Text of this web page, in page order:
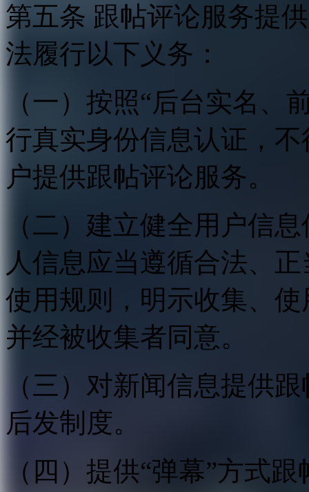
第五条 跟帖评论服务提
法履行以下义务：
（一）按照“后台实名、
行真实身份信息认证，
户提供跟帖评论服务。
（二）建立健全用户信
人信息应当遵循合法、
使用规则，明示收集、
并经被收集者同意。
（三）对新闻信息提供
后发制度。
（四）提供“弹幕”方式